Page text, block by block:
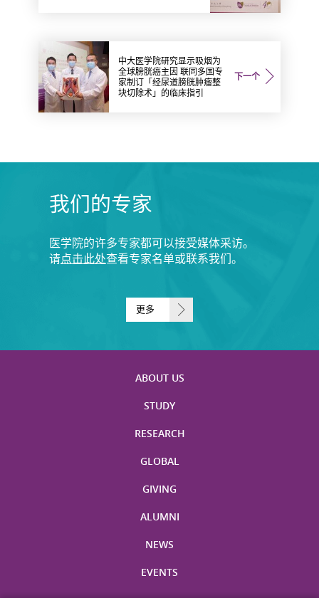
下一个
中大医学院研究显示吸烟为
全球膀胱癌主因 联同多国专
家制订「经尿道膀胱肿瘤整
块切除术」的临床指引
我们的专家
医学院的许多专家都可以接受媒体采访。
请点击此处查看专家名单或联系我们。
更多
ABOUT US
STUDY
RESEARCH
GLOBAL
GIVING
ALUMNI
NEWS
EVENTS